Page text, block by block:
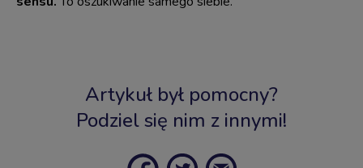
Artykuł był pomocny?
Podziel się nim z innymi!